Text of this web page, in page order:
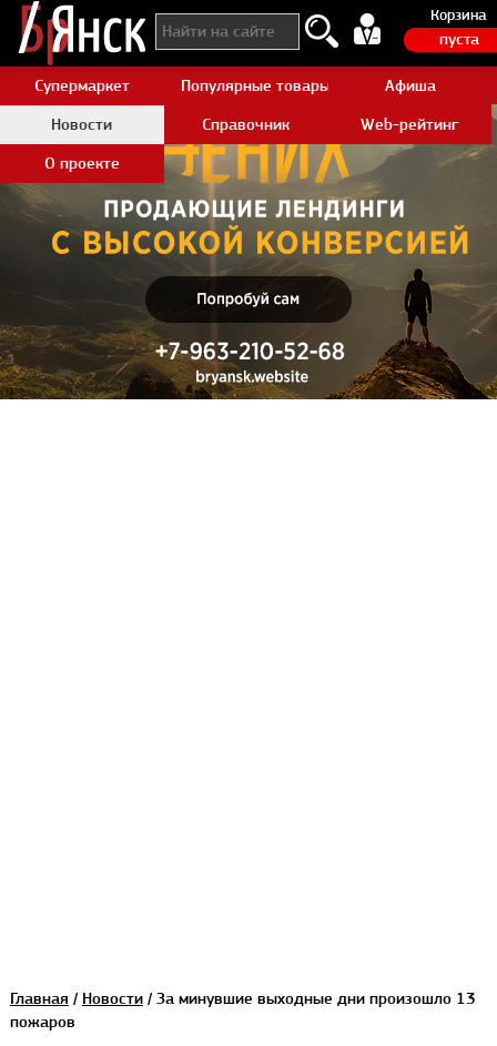
Корзина
пуста
Супермаркет Популярные товары AliexpressАфиша
Новости
Справочник
Web-рейтинг
О проекте
Главная / Новости/ За минувшие выходные дни произошло 13
пожаров